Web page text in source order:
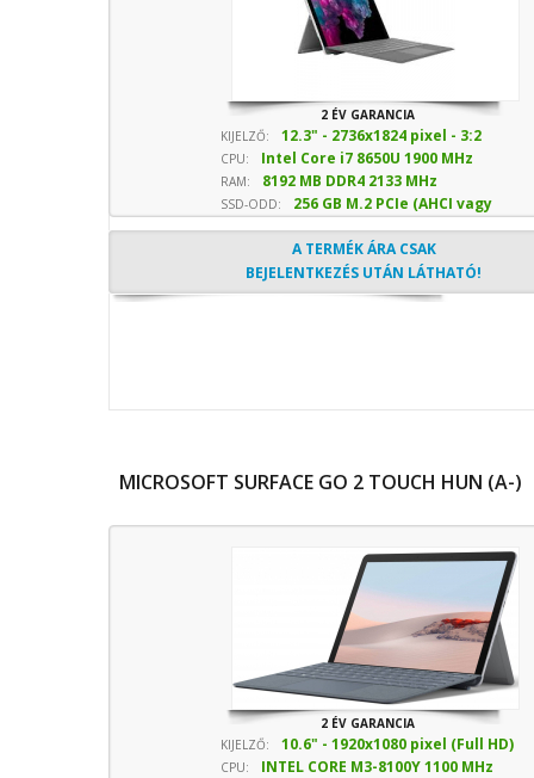
2 ÉV GARANCIA
KIJELZŐ:
12.3" - 2736x1824 pixel - 3:2
képarány
CPU:
Intel Core i7 8650U 1900 MHz
sebesség
RAM: 8192 MB DDR4 2133 MHz
SSD-ODD:
256 GB M.2 PCIe (AHCI vagy
NVMe) SSD- Optika nélkül
A TERMÉK ÁRA CSAK
BEJELENTKEZÉS UTÁN LÁTHATÓ!
MICROSOFT SURFACE GO 2 TOUCH HUN (A-)
2 ÉV GARANCIA
KIJELZŐ:
10.6" - 1920x1080 pixel (Full HD)
CPU:
INTEL CORE M3-8100Y 1100 MHz